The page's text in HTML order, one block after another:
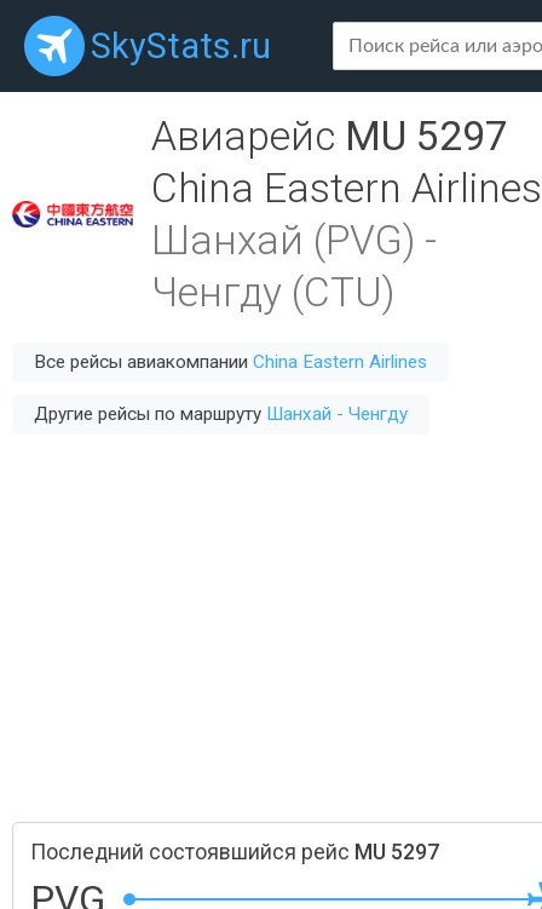
SkyStats.ru
Авиарейс MU 5297
China Eastern Airlines
Шанхай (PVG) -
Ченгду (CTU)
Все рейсы авиакомпании China Eastern Airlines
Другие рейсы по маршруту Шанхай - Ченгду
Последний состоявшийся рейс MU 5297
PVG